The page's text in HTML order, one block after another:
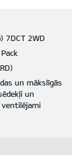
7DCT 2WD
un mākslīgās
un